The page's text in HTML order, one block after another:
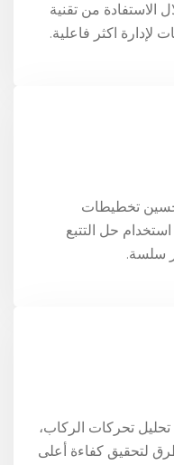
الاستفادة من تقنية
لإدارة اكثر فاعلية.
تخطيطات
حل التتبع
سلسة.
تحركات الركاب،
لتحقيق كفاءة أعلى